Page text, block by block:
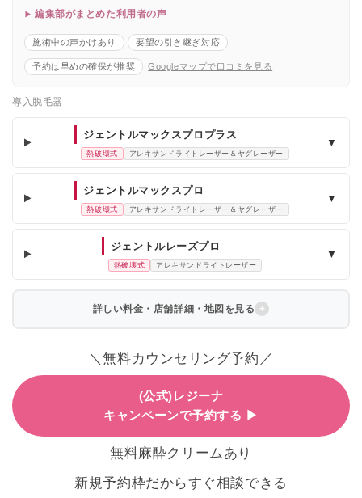
編集部がまとめた利用者の声
施術中の声かけあり 要望の引き継ぎ対応
予約は早めの確保が推奨 Googleマップで口コミを見る
導入脱毛器
ジェントルマックスプロプラス
熱破壊式 アレキサンドライトレーザー＆ヤグレーザー
▼
ジェントルマックスプロ
熱破壊式 アレキサンドライトレーザー＆ヤグレーザー
▼
ジェントルレーズプロ
熱破壊式 アレキサンドライトレーザー
▼
詳しい料金・店舗詳細・地図を見る
＼無料カウンセリング予約／
(公式)レジーナ
キャンペーンで予約する ▶
無料麻酔クリームあり
新規予約枠だからすぐ相談できる